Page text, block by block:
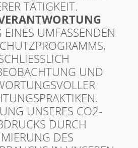
TÄTIGKEIT.
UMFASSENDEN
W
UND V
B
UNSERES CO2-
DURCH O
DES E